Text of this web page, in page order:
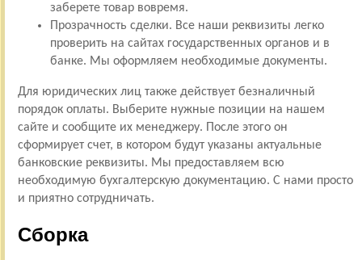
заберете товар вовремя.
Прозрачность сделки. Все наши реквизиты легко
проверить на сайтах государственных органов и в
банке. Мы оформляем необходимые документы.
Для юридических лиц также действует безналичный
порядок оплаты. Выберите нужные позиции на нашем
сайте и сообщите их менеджеру. После этого он
сформирует счет, в котором будут указаны актуальные
банковские реквизиты. Мы предоставляем всю
необходимую бухгалтерскую документацию. С нами просто
и приятно сотрудничать.
Сборка